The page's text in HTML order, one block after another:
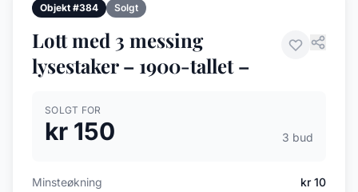
Objekt #384 Solgt
Lott med 3 messing
lysestaker – 1900-tallet –
SOLGT FOR
kr 150 3 bud
Minsteøkning
kr 10